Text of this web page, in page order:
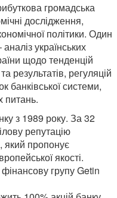
громадська
дослідження,
політики. Один
українських
щодо тенденцій
результатів, регуляцій
банківської системи,
питань.
з 1989 року. За 32
репутацію
який пропонує
якості.
групу Getin